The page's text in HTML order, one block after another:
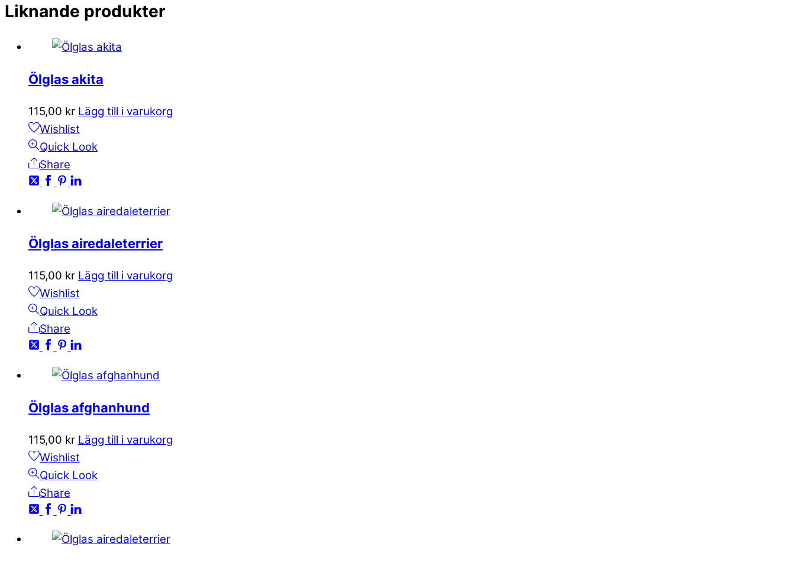
Liknande produkter
Ölglas akita
115,00 kr Lägg till i varukorg
Wishlist
Quick Look
Share
Ölglas airedaleterrier
115,00 kr Lägg till i varukorg
Wishlist
Quick Look
Share
Ölglas afghanhund
115,00 kr Lägg till i varukorg
Wishlist
Quick Look
Share